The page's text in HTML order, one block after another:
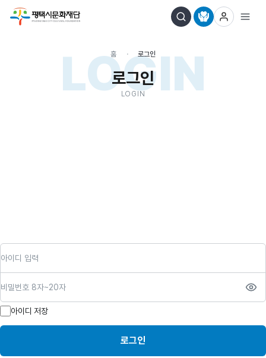
LOGIN
홈 로그인
로그인
LOGIN
아이디 저장
로그인